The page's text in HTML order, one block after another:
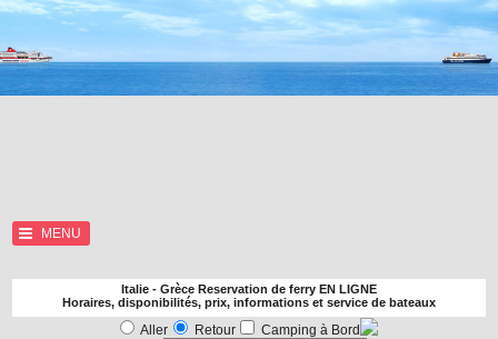
MENU
Italie - Grèce Reservation de ferry EN LIGNE
Horaires, disponibilités, prix, informations et service de bateaux
Aller Retour
Camping à Bord